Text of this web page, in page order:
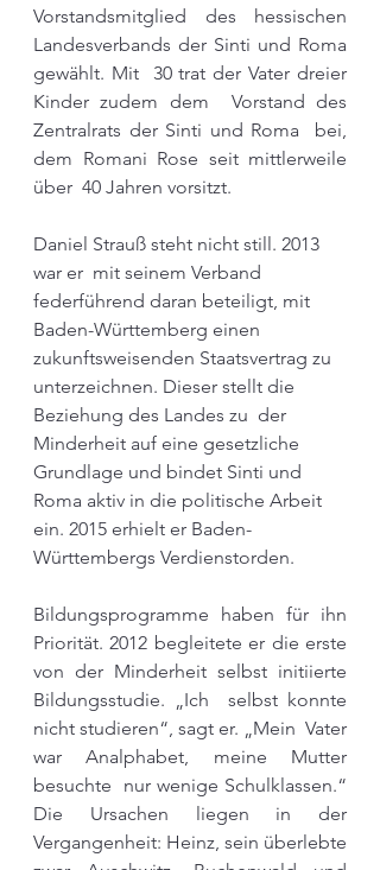
Vorstandsmitglied des hessischen
Landesverbands der Sinti und Roma
gewählt. Mit  30 trat der Vater dreier
Kinder zudem dem  Vorstand des
Zentralrats der Sinti und Roma  bei,
dem Romani Rose seit mittlerweile
über  40 Jahren vorsitzt.
Daniel Strauß steht nicht still. 2013
war er  mit seinem Verband
federführend daran beteiligt, mit
Baden-Württemberg einen
zukunftsweisenden Staatsvertrag zu
unterzeichnen. Dieser stellt die
Beziehung des Landes zu  der
Minderheit auf eine gesetzliche
Grundlage und bindet Sinti und
Roma aktiv in die politische Arbeit
ein. 2015 erhielt er Baden-
Württembergs Verdienstorden.
Bildungsprogramme haben für ihn
Priorität. 2012 begleitete er die erste
von der Minderheit selbst initiierte
Bildungsstudie. „Ich  selbst konnte
nicht studieren“, sagt er. „Mein  Vater
war Analphabet, meine Mutter
besuchte  nur wenige Schulklassen.“
Die Ursachen liegen in der
Vergangenheit: Heinz, sein überlebte